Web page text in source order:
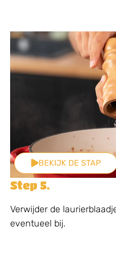
BEKIJK DE STAP
Step 5.
Verwijder de
eventueel bij.